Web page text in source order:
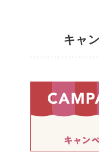
キャ